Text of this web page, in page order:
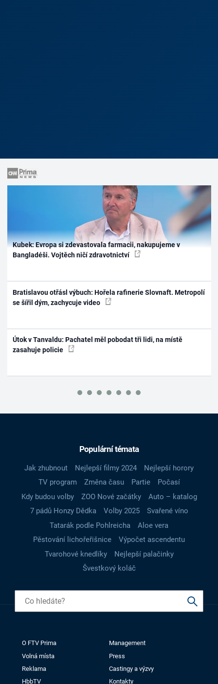
Kubek: Evropa si zdevastovala farmacii, nakupujeme v
Bangladéši. Vojtěch ničí zdravotnictví
Bratislavou otřásl výbuch: Hořela rafinerie Slovnaft. Metropolí
se šířil dým, zachycuje video
Útok v Tanvaldu: Pachatel měl pobodat tři lidi, na místě
zasahuje policie
Populární témata
Jak zhubnout Nejlepší filmy 2024
Nejlepší horory
TV program
Změna času Partie
Počasí
Kdy budou volby
ZOO Nové začátky
Auto – katalog
7 pádů Honzy Dědka
Volby 2025
Svařené víno
Tatarák podle Pohlreicha
Aloe vera
Pěstování lichořeřišnice
Výpočet ascendentu
Tvarohové knedlíky
Nejlepší palačinky
Švestkový koláč
O FTV Prima
Management
Volná místa
Press
Reklama
Castingy a výzvy
HbbTV
Kontakty